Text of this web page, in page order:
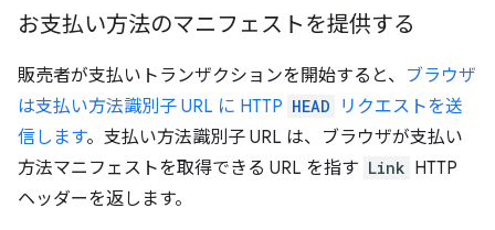
お支払い方法のマニフェストを提供する
販売者が支払いトランザクションを開始すると、 ブラウザ
は支払い方法識別子 URL に HTTP HEAD
リクエストを送
信します。支払い方法識別子 URL は、ブラウザが支払い
方法マニフェストを取得できる URL を指す Link HTTP
ヘッダーを返します。